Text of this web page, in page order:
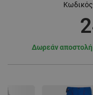
Δωρεάν αποστολή